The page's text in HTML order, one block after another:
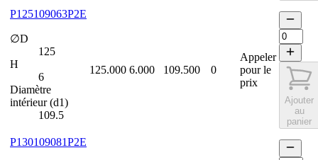
P125109063P2E
∅D
125
H
6
Diamètre
intérieur (d1)
109.5
125.000 6.000 109.500 0
Appeler
pour le
prix
Ajouter
au
panier
P130109081P2E